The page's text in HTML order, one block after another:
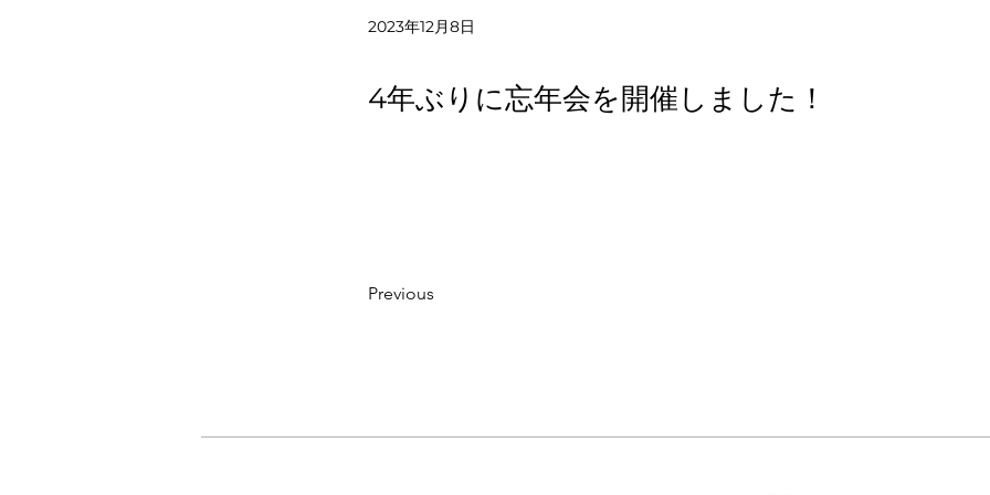
2023年12月8日
4年ぶりに忘年会を開催しました！
Previous